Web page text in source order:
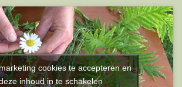
cookies te accepteren en
inhoud in te schakelen